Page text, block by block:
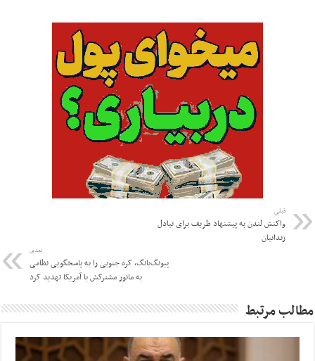
قبلی
واکنش لندن به پیشنهاد ظریف برای تبادل
زندانیان
بعدی
پیونگ‌یانگ، کره جنوبی را به پاسخگویی نظامی
به مانور مشترکش با آمریکا تهدید کرد
مطالب مرتبط